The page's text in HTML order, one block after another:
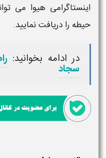
اینستاگرامی هیوا می
حیطه را دریافت نمایید.
در ادامه بخوانید:
سجاد